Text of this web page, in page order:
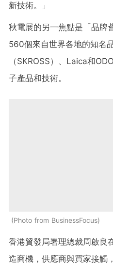
新技術。」
秋電展的另一焦點是「品牌
560個來自世界各地的知名
（SKROSS）、Laica和
子產品和技術。
Photo from BusinessFocus
香港貿發局署理總裁周啟良
造商機，供應商與買家接觸